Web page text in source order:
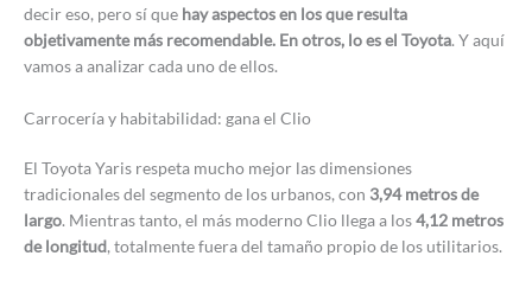
decir eso, pero sí que hay aspectos en los que resulta
objetivamente más recomendable. En otros, lo es el Toyota. Y aquí
vamos a analizar cada uno de ellos.
Carrocería y habitabilidad: gana el Clio
El Toyota Yaris respeta mucho mejor las dimensiones
tradicionales del segmento de los urbanos, con 3,94 metros de
largo. Mientras tanto, el más moderno Clio llega a los4,12 metros
de longitud, totalmente fuera del tamaño propio de los utilitarios.